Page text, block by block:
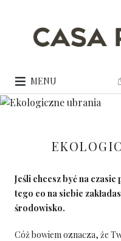
MENU
Jeśli chcesz być na
tego co na siebie
środowisko.
Cóż bowiem oznacza, że